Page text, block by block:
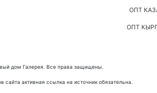
ОПТ
ОПТ
дом Галерея. Все права защищены.
сайта активная ссылка на источник обязательна.